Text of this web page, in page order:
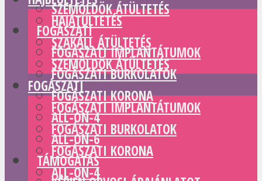
SZEMÖLDÖK ÁTÜLTETÉS
FOGÁSZATI
FOGÁSZATI IMPLANTÁTUMOK
FOGÁSZATI BURKOLATOK
FOGÁSZATI KORONA
ALL-ON-4
ALL-ON-6
TÁMOGATÁS
HAJÁTÜLTETÉS
SZAKÁLL ÁTÜLTETÉS
SZEMÖLDÖK ÁTÜLTETÉS
FOGÁSZATI
FOGÁSZATI IMPLANTÁTUMOK
FOGÁSZATI BURKOLATOK
FOGÁSZATI KORONA
ALL-ON-4